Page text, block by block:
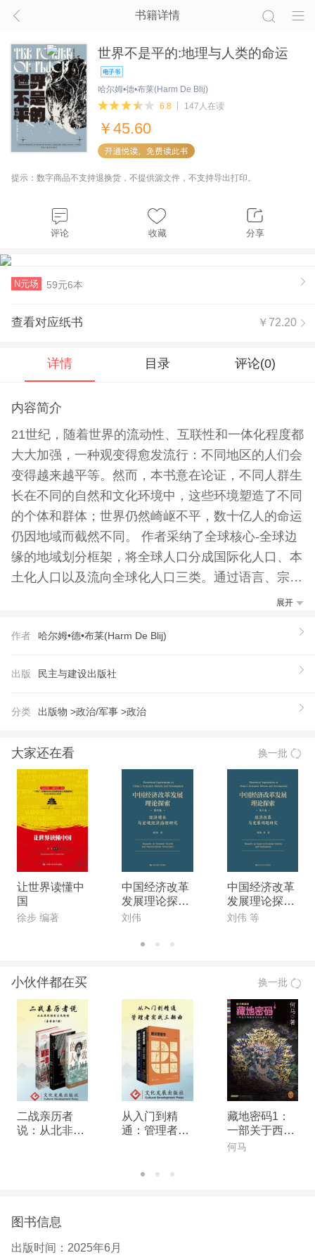
书籍详情
世界不是平的:地理与人类的命运
哈尔姆•德•布莱(Harm De Blij)
6.8
147人在读
￥ 45.60
提示：数字商品不支持退换货，不提供源文件，不支持导出打印。
评论 收藏 分享
N元场 59元6本
查看对应纸书 ￥72.20
详情 目录 评论(0)
内容简介
21世纪，随着世界的流动性、互联性和一体化程度都
大大加强，一种观变得愈发流行：不同地区的人们会
变得越来越平等。然而，本书意在论证，不同人群生
长在不同的自然和文化环境中，这些环境塑造了不同
的个体和群体；世界仍然崎岖不平，数十亿人的命运
仍因地域而截然不同。 作者采纳了全球核心-全球边
缘的地域划分框架，将全球人口分成国际化人口、本
土化人口以及流向全球化人口三类。通过语言、宗
教、健康状况、两性权利、应对自然灾害的能力等方
极大地制约了人们的发展，影响了不同地区人们的命
得更平等的建议。
★ 在21世纪已经过去1∕4的今天，重新审视地域差异
束后，全球化加速发展，到了世纪之交时，全球化达
到了前所未有的高度。当时，有一种声音愈发流行：
世界是平的，技术和经济全球化将弥合地区之间的差
距，地理位置对人的束缚将越来越弱，每个人都有机
会摆脱命运的束缚。然而21世纪已经过去1∕4，技术
也在继续步，但人与人之间的差距反而越来越大，反
全球化的声音也不断高涨。问题出在哪？本书以这个
问题为主要导向，分析了地区差异是如何阻碍全球
化、制造不平等的。 ★ 22幅世界地图 13幅地区地
图，直观反映不同地区避无可避的命运差异 索马里
两部分经济、语言、文化都大相径庭，为何它没有分
裂成两个国家？东京频频遭遇大地震，为何仍然成为
世界上最大的都市区之一？“日不落帝国”曾经的统治
给它的前殖民地留下了哪些遗产？本书通过35幅主题
地图，回顾和分析了语言、宗教、健康、自然灾害、
政策、性别等力量，给生活在不同国家和地区的人们
带来的截然不同的命运。 ★ 回归世界主义的宏大主
题，展望人类在未来的合作前景，消除造成不平等的
人为障碍 在可预见的将来，地震、火山喷发等自然
境墙是国家权力制造不平等的有形壁垒，国家治理的
失能、两性权力的不平等、种族冲突、宗教冲突等更
展开
作者 哈尔姆•德•布莱(Harm De Blij)
出版 民主与建设出版社
分类 出版物 >政治/军事 >政治
大家还在看 换一批
让世界读懂中
国
徐步 编著
中国经济改革
发展理论探索
第四卷 经济增
治理研究
刘伟
中国经济改革
发展理论探索
第六卷:经济改
刘伟 等
小伙伴都在买 换一批
二战亲历者
说：从北非战
从入门到精
通：管理者实
藏地密码1：
一部关于西藏
的百科全书
何马
图书信息
出版时间： 2025年6月